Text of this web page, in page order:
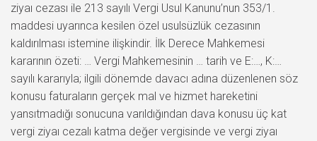
ziyaı cezası ile 213 sayılı Vergi Usul Kanunu’nun 353/1.
maddesi uyarınca kesilen özel usulsüzlük cezasının
kaldırılması istemine ilişkindir. İlk Derece Mahkemesi
kararının özeti: … Vergi Mahkemesinin … tarih ve E:…, K:…
sayılı kararıyla; ilgili dönemde davacı adına düzenlenen söz
konusu faturaların gerçek mal ve hizmet hareketini
yansıtmadığı sonucuna varıldığından dava konusu üç kat
vergi ziyaı cezalı katma değer vergisinde ve vergi ziyaı